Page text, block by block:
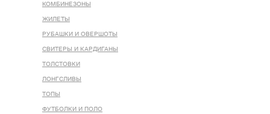
КОМБИНЕЗОНЫ
ЖИЛЕТЫ
РУБАШКИ И ОВЕРШОТЫ
СВИТЕРЫ И КАРДИГАНЫ
ТОЛСТОВКИ
ЛОНГСЛИВЫ
ТОПЫ
ФУТБОЛКИ И ПОЛО